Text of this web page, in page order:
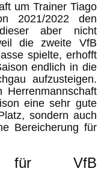
um Trainer Tiago
2021/2022 den
aber nicht
die zweite VfB
spielte, erhofft
endlich in die
aufzusteigen.
eine sehr gute
sondern auch
Bereicherung für
für VfB